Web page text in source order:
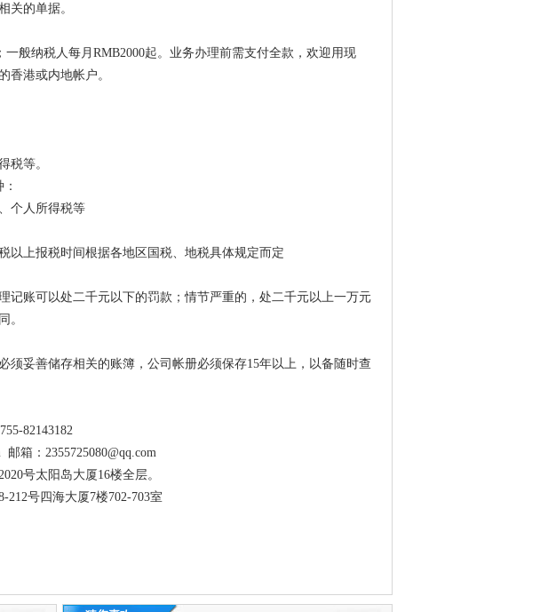
关的单据。
般纳税人每月RMB2000起。业务办理前需支付全款，欢迎用现
香港或内地帐户。
税等。
个人所得税等
以上报税时间根据各地区国税、地税具体规定而定
记账可以处二千元以下的罚款；情节严重的，处二千元以上一万元
。
须妥善储存相关的账簿，公司帐册必须保存15年以上，以备随时查
82143182
箱：2355725080@qq.com
号太阳岛大厦16楼全层。
号四海大厦7楼702-703室